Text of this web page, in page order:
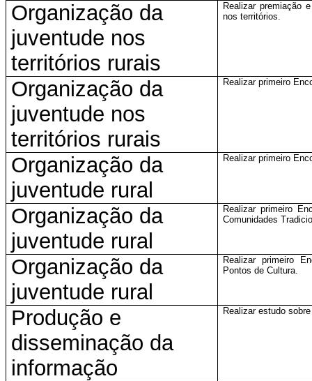
Organização da
juventude nos
territórios rurais
Realizar premiação
nos territórios.
Organização da
juventude nos
territórios rurais
Realizar primeiro
Organização da
juventude rural
Realizar primeiro
Organização da
juventude rural
Realizar primeiro
Comunidades
Organização da
juventude rural
Realizar primeiro
Pontos de Cultura.
Produção e
disseminação da
informação
Realizar estudo